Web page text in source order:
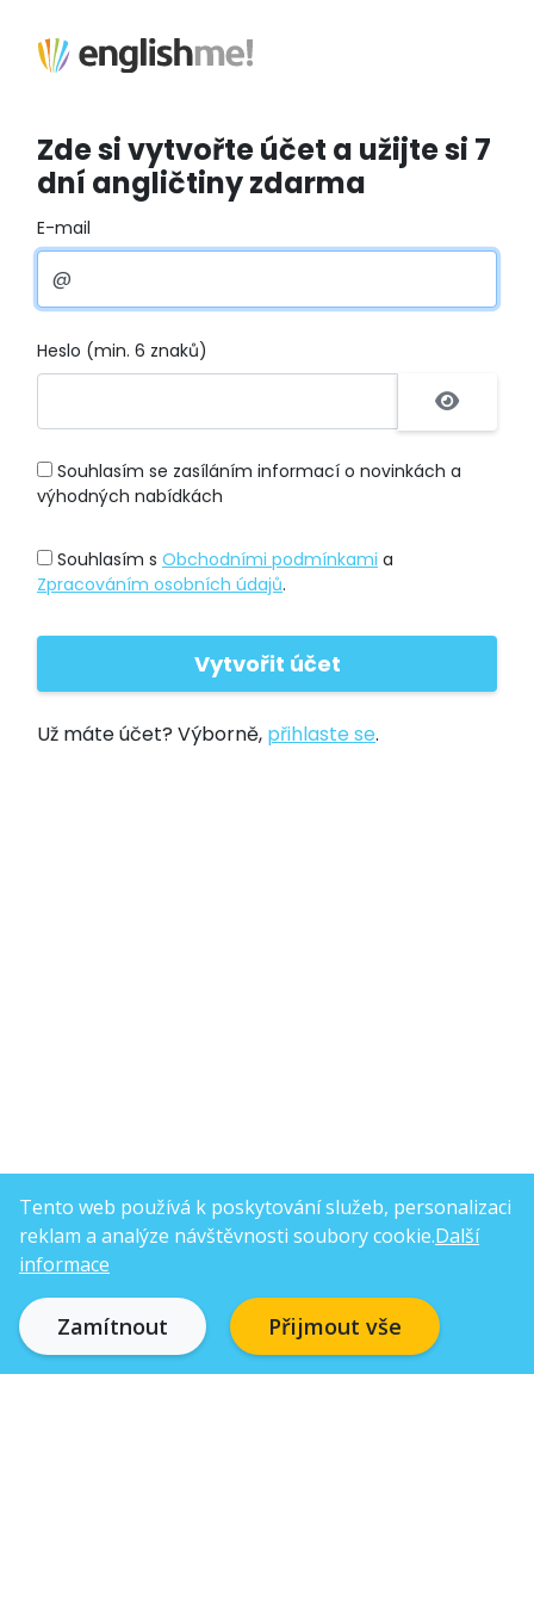
Zde si vytvořte účet a užijte si 7
dní angličtiny zdarma
E-mail
Heslo (min. 6 znaků)
Souhlasím se zasíláním informací o novinkách a
výhodných nabídkách
Souhlasím s Obchodními podmínkami a
Zpracováním osobních údajů.
Už máte účet? Výborně, přihlaste se.
Tento web používá k poskytování služeb, personalizaci
reklam a analýze návštěvnosti soubory cookie.Další
informace
Zamítnout Přijmout vše